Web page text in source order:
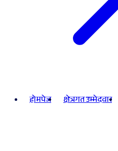
होमपेज क्षेत्रगत उम्मेदवार